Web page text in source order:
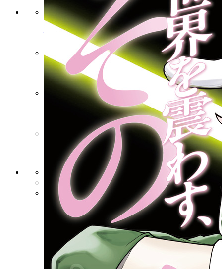
作品一覧と試し読み
最新コミックス
NEWS
プライバシー・ポリシー
利用規約
講談社